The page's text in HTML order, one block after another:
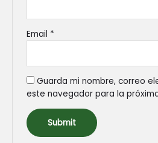
Email *
Guarda mi nombre, correo
este navegador para la